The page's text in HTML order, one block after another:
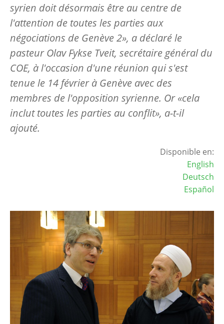
syrien doit désormais être au centre de
l'attention de toutes les parties aux
négociations de Genève 2», a déclaré le
pasteur Olav Fykse Tveit, secrétaire général du
COE, à l'occasion d'une réunion qui s'est
tenue le 14 février à Genève avec des
membres de l'opposition syrienne. Or «cela
inclut toutes les parties au conflit», a-t-il
ajouté.
Disponible en:
English
Deutsch
Español